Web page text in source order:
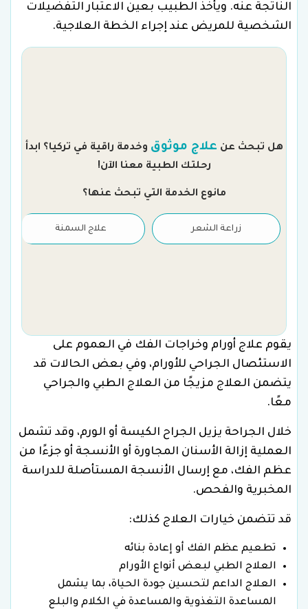
الناتجة عنه. ويأخذ الطبيب بعين الاعتبار التفضيلات
الشخصية للمريض عند إجراء الخطة العلاجية.
هل تبحث عن علاج موثوق وخدمة راقية في تركيا؟ ابدأ
رحلتك الطبية معنا الآن!
مانوع الخدمة التي تبحث عنها؟
زراعة الشعر علاج السمنة
يقوم علاج أورام وخراجات الفك في العموم على
الاستئصال الجراحي للأورام، وفي بعض الحالات قد
يتضمن العلاج مزيجًا من العلاج الطبي والجراحي
معًا.
خلال الجراحة يزيل الجراح الكيسة أو الورم، وقد تشمل
العملية إزالة الأسنان المجاورة أو الأنسجة أو جزءًا من
عظم الفك، مع إرسال الأنسجة المستأصلة للدراسة
المخبرية والفحص.
قد تتضمن خيارات العلاج كذلك:
تطعيم عظم الفك أو إعادة بنائه
العلاج الطبي لبعض أنواع الأورام
العلاج الداعم لتحسين جودة الحياة، بما يشمل
المساعدة التغذوية والمساعدة في الكلام والبلع